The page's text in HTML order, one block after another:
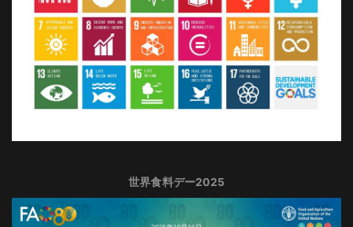
世界食料デー2025